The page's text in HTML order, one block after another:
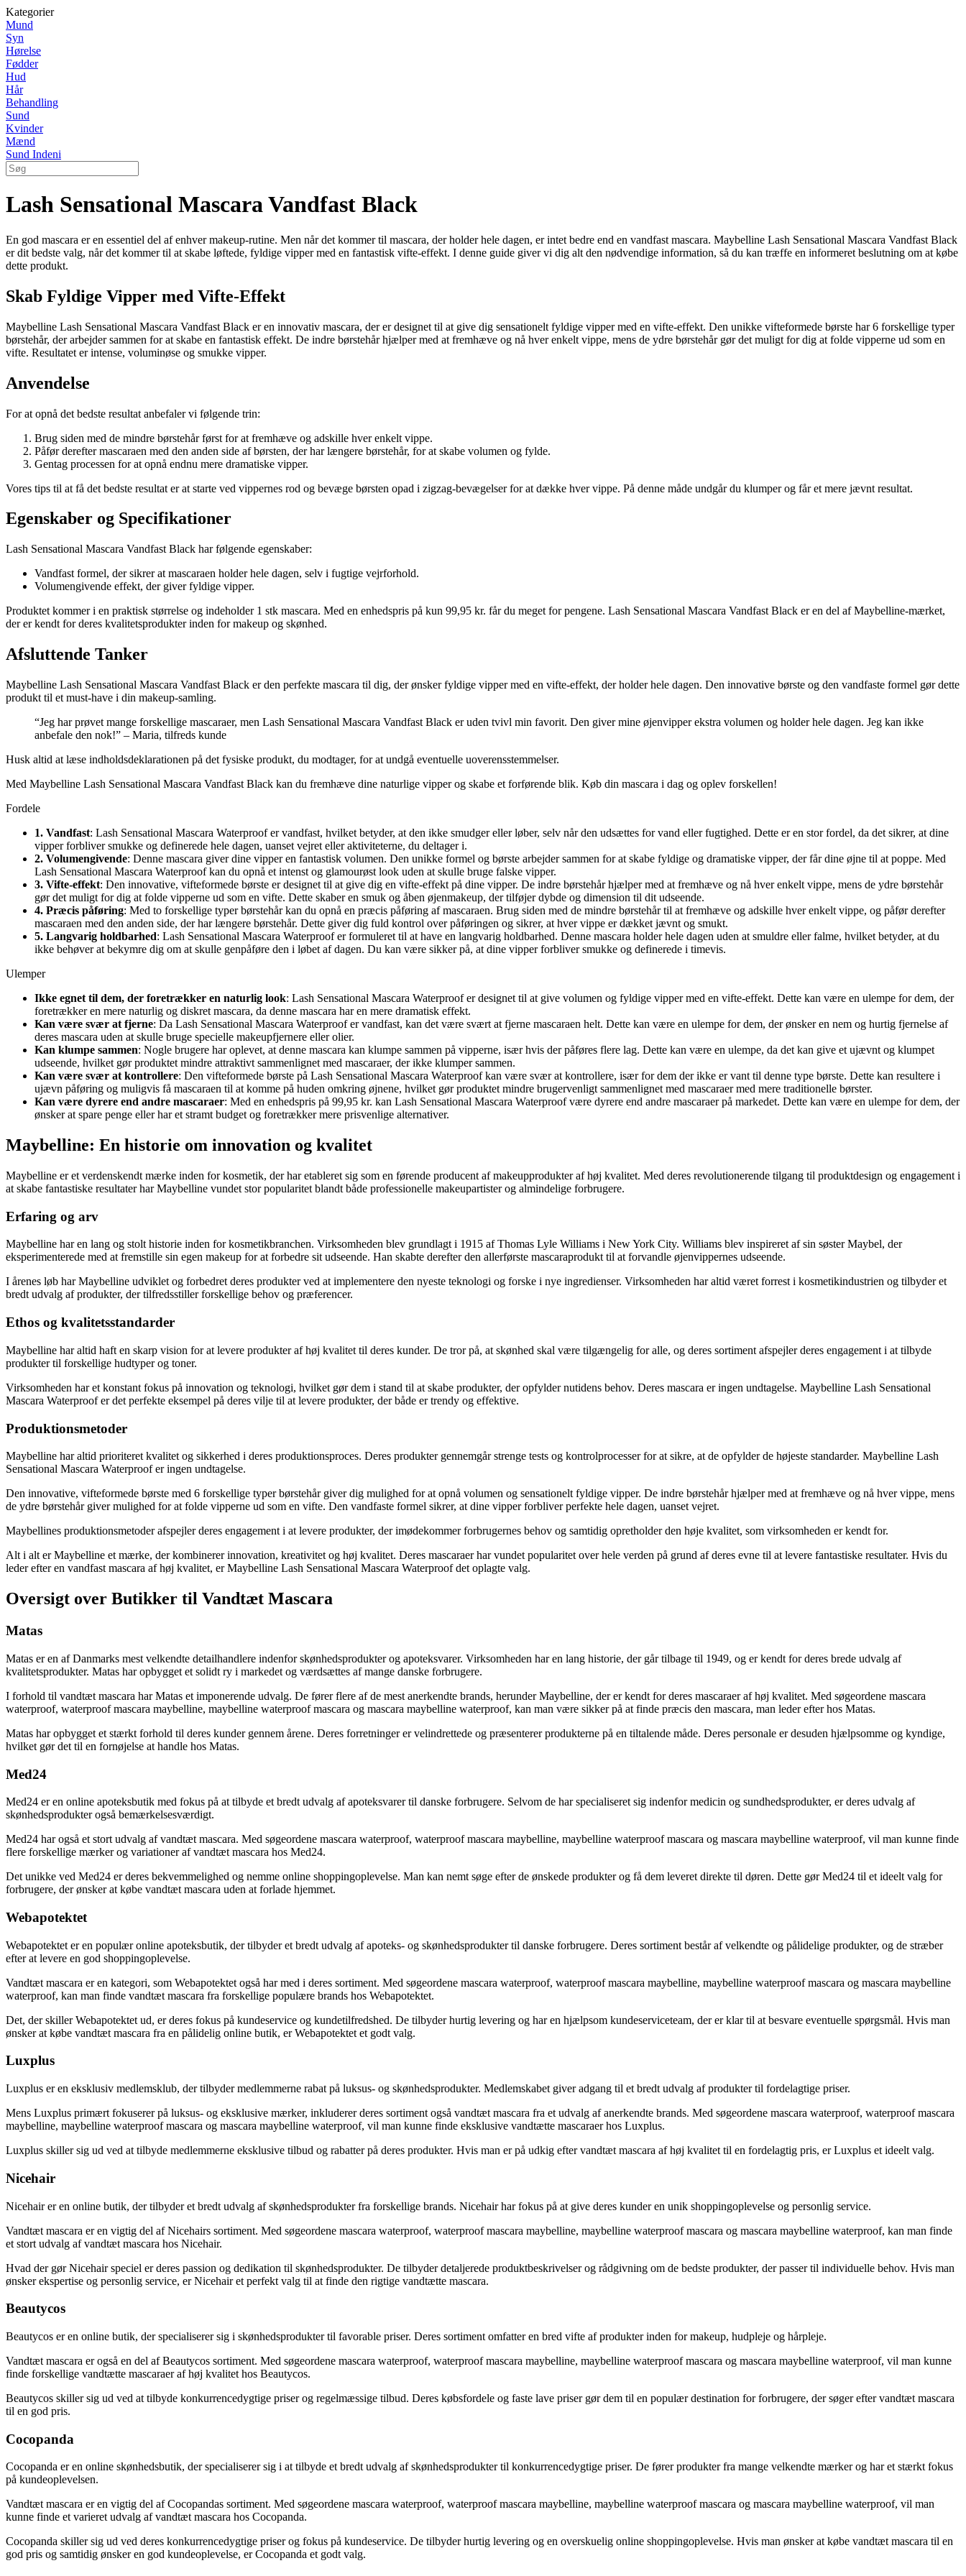
Kategorier
Mund
Syn
Hørelse
Fødder
Hud
Hår
Behandling
Sund
Kvinder
Mænd
Sund Indeni
Lash Sensational Mascara Vandfast Black
En god mascara er en essentiel del af enhver makeup-rutine. Men når det kommer til mascara, der holder hele dagen, er intet bedre end en vandfast mascara. Maybelline Lash Sensational Mascara Vandfast Black
er dit bedste valg, når det kommer til at skabe løftede, fyldige vipper med en fantastisk vifte-effekt. I denne guide giver vi dig alt den nødvendige information, så du kan træffe en informeret beslutning om at købe
dette produkt.
Skab Fyldige Vipper med Vifte-Effekt
Maybelline Lash Sensational Mascara Vandfast Black er en innovativ mascara, der er designet til at give dig sensationelt fyldige vipper med en vifte-effekt. Den unikke vifteformede børste har 6 forskellige typer
børstehår, der arbejder sammen for at skabe en fantastisk effekt. De indre børstehår hjælper med at fremhæve og nå hver enkelt vippe, mens de ydre børstehår gør det muligt for dig at folde vipperne ud som en
vifte. Resultatet er intense, voluminøse og smukke vipper.
Anvendelse
For at opnå det bedste resultat anbefaler vi følgende trin:
Brug siden med de mindre børstehår først for at fremhæve og adskille hver enkelt vippe.
Påfør derefter mascaraen med den anden side af børsten, der har længere børstehår, for at skabe volumen og fylde.
Gentag processen for at opnå endnu mere dramatiske vipper.
Vores tips til at få det bedste resultat er at starte ved vippernes rod og bevæge børsten opad i zigzag-bevægelser for at dække hver vippe. På denne måde undgår du klumper og får et mere jævnt resultat.
Egenskaber og Specifikationer
Lash Sensational Mascara Vandfast Black har følgende egenskaber:
Vandfast formel, der sikrer at mascaraen holder hele dagen, selv i fugtige vejrforhold.
Volumengivende effekt, der giver fyldige vipper.
Produktet kommer i en praktisk størrelse og indeholder 1 stk mascara. Med en enhedspris på kun 99,95 kr. får du meget for pengene. Lash Sensational Mascara Vandfast Black er en del af Maybelline-mærket,
der er kendt for deres kvalitetsprodukter inden for makeup og skønhed.
Afsluttende Tanker
Maybelline Lash Sensational Mascara Vandfast Black er den perfekte mascara til dig, der ønsker fyldige vipper med en vifte-effekt, der holder hele dagen. Den innovative børste og den vandfaste formel gør dette
produkt til et must-have i din makeup-samling.
“Jeg har prøvet mange forskellige mascaraer, men Lash Sensational Mascara Vandfast Black er uden tvivl min favorit. Den giver mine øjenvipper ekstra volumen og holder hele dagen. Jeg kan ikke
anbefale den nok!” – Maria, tilfreds kunde
Husk altid at læse indholdsdeklarationen på det fysiske produkt, du modtager, for at undgå eventuelle uoverensstemmelser.
Med Maybelline Lash Sensational Mascara Vandfast Black kan du fremhæve dine naturlige vipper og skabe et forførende blik. Køb din mascara i dag og oplev forskellen!
Fordele
1. Vandfast: Lash Sensational Mascara Waterproof er vandfast, hvilket betyder, at den ikke smudger eller løber, selv når den udsættes for vand eller fugtighed. Dette er en stor fordel, da det sikrer, at dine
vipper forbliver smukke og definerede hele dagen, uanset vejret eller aktiviteterne, du deltager i.
2. Volumengivende: Denne mascara giver dine vipper en fantastisk volumen. Den unikke formel og børste arbejder sammen for at skabe fyldige og dramatiske vipper, der får dine øjne til at poppe. Med
Lash Sensational Mascara Waterproof kan du opnå et intenst og glamourøst look uden at skulle bruge falske vipper.
3. Vifte-effekt: Den innovative, vifteformede børste er designet til at give dig en vifte-effekt på dine vipper. De indre børstehår hjælper med at fremhæve og nå hver enkelt vippe, mens de ydre børstehår
gør det muligt for dig at folde vipperne ud som en vifte. Dette skaber en smuk og åben øjenmakeup, der tilføjer dybde og dimension til dit udseende.
4. Præcis påføring: Med to forskellige typer børstehår kan du opnå en præcis påføring af mascaraen. Brug siden med de mindre børstehår til at fremhæve og adskille hver enkelt vippe, og påfør derefter
mascaraen med den anden side, der har længere børstehår. Dette giver dig fuld kontrol over påføringen og sikrer, at hver vippe er dækket jævnt og smukt.
5. Langvarig holdbarhed: Lash Sensational Mascara Waterproof er formuleret til at have en langvarig holdbarhed. Denne mascara holder hele dagen uden at smuldre eller falme, hvilket betyder, at du
ikke behøver at bekymre dig om at skulle genpåføre den i løbet af dagen. Du kan være sikker på, at dine vipper forbliver smukke og definerede i timevis.
Ulemper
Ikke egnet til dem, der foretrækker en naturlig look: Lash Sensational Mascara Waterproof er designet til at give volumen og fyldige vipper med en vifte-effekt. Dette kan være en ulempe for dem, der
foretrækker en mere naturlig og diskret mascara, da denne mascara har en mere dramatisk effekt.
Kan være svær at fjerne: Da Lash Sensational Mascara Waterproof er vandfast, kan det være svært at fjerne mascaraen helt. Dette kan være en ulempe for dem, der ønsker en nem og hurtig fjernelse af
deres mascara uden at skulle bruge specielle makeupfjernere eller olier.
Kan klumpe sammen: Nogle brugere har oplevet, at denne mascara kan klumpe sammen på vipperne, især hvis der påføres flere lag. Dette kan være en ulempe, da det kan give et ujævnt og klumpet
udseende, hvilket gør produktet mindre attraktivt sammenlignet med mascaraer, der ikke klumper sammen.
Kan være svær at kontrollere: Den vifteformede børste på Lash Sensational Mascara Waterproof kan være svær at kontrollere, især for dem der ikke er vant til denne type børste. Dette kan resultere i
ujævn påføring og muligvis få mascaraen til at komme på huden omkring øjnene, hvilket gør produktet mindre brugervenligt sammenlignet med mascaraer med mere traditionelle børster.
Kan være dyrere end andre mascaraer: Med en enhedspris på 99,95 kr. kan Lash Sensational Mascara Waterproof være dyrere end andre mascaraer på markedet. Dette kan være en ulempe for dem, der
ønsker at spare penge eller har et stramt budget og foretrækker mere prisvenlige alternativer.
Maybelline: En historie om innovation og kvalitet
Maybelline er et verdenskendt mærke inden for kosmetik, der har etableret sig som en førende producent af makeupprodukter af høj kvalitet. Med deres revolutionerende tilgang til produktdesign og engagement i
at skabe fantastiske resultater har Maybelline vundet stor popularitet blandt både professionelle makeupartister og almindelige forbrugere.
Erfaring og arv
Maybelline har en lang og stolt historie inden for kosmetikbranchen. Virksomheden blev grundlagt i 1915 af Thomas Lyle Williams i New York City. Williams blev inspireret af sin søster Maybel, der
eksperimenterede med at fremstille sin egen makeup for at forbedre sit udseende. Han skabte derefter den allerførste mascaraprodukt til at forvandle øjenvippernes udseende.
I årenes løb har Maybelline udviklet og forbedret deres produkter ved at implementere den nyeste teknologi og forske i nye ingredienser. Virksomheden har altid været forrest i kosmetikindustrien og tilbyder et
bredt udvalg af produkter, der tilfredsstiller forskellige behov og præferencer.
Ethos og kvalitetsstandarder
Maybelline har altid haft en skarp vision for at levere produkter af høj kvalitet til deres kunder. De tror på, at skønhed skal være tilgængelig for alle, og deres sortiment afspejler deres engagement i at tilbyde
produkter til forskellige hudtyper og toner.
Virksomheden har et konstant fokus på innovation og teknologi, hvilket gør dem i stand til at skabe produkter, der opfylder nutidens behov. Deres mascara er ingen undtagelse. Maybelline Lash Sensational
Mascara Waterproof er det perfekte eksempel på deres vilje til at levere produkter, der både er trendy og effektive.
Produktionsmetoder
Maybelline har altid prioriteret kvalitet og sikkerhed i deres produktionsproces. Deres produkter gennemgår strenge tests og kontrolprocesser for at sikre, at de opfylder de højeste standarder. Maybelline Lash
Sensational Mascara Waterproof er ingen undtagelse.
Den innovative, vifteformede børste med 6 forskellige typer børstehår giver dig mulighed for at opnå volumen og sensationelt fyldige vipper. De indre børstehår hjælper med at fremhæve og nå hver vippe, mens
de ydre børstehår giver mulighed for at folde vipperne ud som en vifte. Den vandfaste formel sikrer, at dine vipper forbliver perfekte hele dagen, uanset vejret.
Maybellines produktionsmetoder afspejler deres engagement i at levere produkter, der imødekommer forbrugernes behov og samtidig opretholder den høje kvalitet, som virksomheden er kendt for.
Alt i alt er Maybelline et mærke, der kombinerer innovation, kreativitet og høj kvalitet. Deres mascaraer har vundet popularitet over hele verden på grund af deres evne til at levere fantastiske resultater. Hvis du
leder efter en vandfast mascara af høj kvalitet, er Maybelline Lash Sensational Mascara Waterproof det oplagte valg.
Oversigt over Butikker til Vandtæt Mascara
Matas
Matas er en af Danmarks mest velkendte detailhandlere indenfor skønhedsprodukter og apoteksvarer. Virksomheden har en lang historie, der går tilbage til 1949, og er kendt for deres brede udvalg af
kvalitetsprodukter. Matas har opbygget et solidt ry i markedet og værdsættes af mange danske forbrugere.
I forhold til vandtæt mascara har Matas et imponerende udvalg. De fører flere af de mest anerkendte brands, herunder Maybelline, der er kendt for deres mascaraer af høj kvalitet. Med søgeordene mascara
waterproof, waterproof mascara maybelline, maybelline waterproof mascara og mascara maybelline waterproof, kan man være sikker på at finde præcis den mascara, man leder efter hos Matas.
Matas har opbygget et stærkt forhold til deres kunder gennem årene. Deres forretninger er velindrettede og præsenterer produkterne på en tiltalende måde. Deres personale er desuden hjælpsomme og kyndige,
hvilket gør det til en fornøjelse at handle hos Matas.
Med24
Med24 er en online apoteksbutik med fokus på at tilbyde et bredt udvalg af apoteksvarer til danske forbrugere. Selvom de har specialiseret sig indenfor medicin og sundhedsprodukter, er deres udvalg af
skønhedsprodukter også bemærkelsesværdigt.
Med24 har også et stort udvalg af vandtæt mascara. Med søgeordene mascara waterproof, waterproof mascara maybelline, maybelline waterproof mascara og mascara maybelline waterproof, vil man kunne finde
flere forskellige mærker og variationer af vandtæt mascara hos Med24.
Det unikke ved Med24 er deres bekvemmelighed og nemme online shoppingoplevelse. Man kan nemt søge efter de ønskede produkter og få dem leveret direkte til døren. Dette gør Med24 til et ideelt valg for
forbrugere, der ønsker at købe vandtæt mascara uden at forlade hjemmet.
Webapotektet
Webapotektet er en populær online apoteksbutik, der tilbyder et bredt udvalg af apoteks- og skønhedsprodukter til danske forbrugere. Deres sortiment består af velkendte og pålidelige produkter, og de stræber
efter at levere en god shoppingoplevelse.
Vandtæt mascara er en kategori, som Webapotektet også har med i deres sortiment. Med søgeordene mascara waterproof, waterproof mascara maybelline, maybelline waterproof mascara og mascara maybelline
waterproof, kan man finde vandtæt mascara fra forskellige populære brands hos Webapotektet.
Det, der skiller Webapotektet ud, er deres fokus på kundeservice og kundetilfredshed. De tilbyder hurtig levering og har en hjælpsom kundeserviceteam, der er klar til at besvare eventuelle spørgsmål. Hvis man
ønsker at købe vandtæt mascara fra en pålidelig online butik, er Webapotektet et godt valg.
Luxplus
Luxplus er en eksklusiv medlemsklub, der tilbyder medlemmerne rabat på luksus- og skønhedsprodukter. Medlemskabet giver adgang til et bredt udvalg af produkter til fordelagtige priser.
Mens Luxplus primært fokuserer på luksus- og eksklusive mærker, inkluderer deres sortiment også vandtæt mascara fra et udvalg af anerkendte brands. Med søgeordene mascara waterproof, waterproof mascara
maybelline, maybelline waterproof mascara og mascara maybelline waterproof, vil man kunne finde eksklusive vandtætte mascaraer hos Luxplus.
Luxplus skiller sig ud ved at tilbyde medlemmerne eksklusive tilbud og rabatter på deres produkter. Hvis man er på udkig efter vandtæt mascara af høj kvalitet til en fordelagtig pris, er Luxplus et ideelt valg.
Nicehair
Nicehair er en online butik, der tilbyder et bredt udvalg af skønhedsprodukter fra forskellige brands. Nicehair har fokus på at give deres kunder en unik shoppingoplevelse og personlig service.
Vandtæt mascara er en vigtig del af Nicehairs sortiment. Med søgeordene mascara waterproof, waterproof mascara maybelline, maybelline waterproof mascara og mascara maybelline waterproof, kan man finde
et stort udvalg af vandtæt mascara hos Nicehair.
Hvad der gør Nicehair speciel er deres passion og dedikation til skønhedsprodukter. De tilbyder detaljerede produktbeskrivelser og rådgivning om de bedste produkter, der passer til individuelle behov. Hvis man
ønsker ekspertise og personlig service, er Nicehair et perfekt valg til at finde den rigtige vandtætte mascara.
Beautycos
Beautycos er en online butik, der specialiserer sig i skønhedsprodukter til favorable priser. Deres sortiment omfatter en bred vifte af produkter inden for makeup, hudpleje og hårpleje.
Vandtæt mascara er også en del af Beautycos sortiment. Med søgeordene mascara waterproof, waterproof mascara maybelline, maybelline waterproof mascara og mascara maybelline waterproof, vil man kunne
finde forskellige vandtætte mascaraer af høj kvalitet hos Beautycos.
Beautycos skiller sig ud ved at tilbyde konkurrencedygtige priser og regelmæssige tilbud. Deres købsfordele og faste lave priser gør dem til en populær destination for forbrugere, der søger efter vandtæt mascara
til en god pris.
Cocopanda
Cocopanda er en online skønhedsbutik, der specialiserer sig i at tilbyde et bredt udvalg af skønhedsprodukter til konkurrencedygtige priser. De fører produkter fra mange velkendte mærker og har et stærkt fokus
på kundeoplevelsen.
Vandtæt mascara er en vigtig del af Cocopandas sortiment. Med søgeordene mascara waterproof, waterproof mascara maybelline, maybelline waterproof mascara og mascara maybelline waterproof, vil man
kunne finde et varieret udvalg af vandtæt mascara hos Cocopanda.
Cocopanda skiller sig ud ved deres konkurrencedygtige priser og fokus på kundeservice. De tilbyder hurtig levering og en overskuelig online shoppingoplevelse. Hvis man ønsker at købe vandtæt mascara til en
god pris og samtidig ønsker en god kundeoplevelse, er Cocopanda et godt valg.